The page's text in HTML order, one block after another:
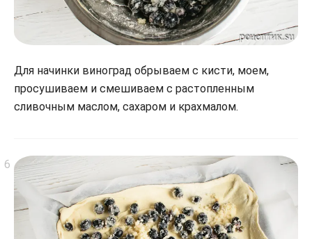
Для начинки виноград обрываем с кисти, моем,
просушиваем и смешиваем с растопленным
сливочным маслом, сахаром и крахмалом.